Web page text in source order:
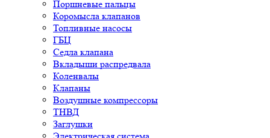
Поршневые пальцы
Коромысла клапанов
Топливные насосы
ГБЦ
Седла клапана
Вкладыши распредвала
Коленвалы
Клапаны
Воздушные компрессоры
ТНВД
Заглушки